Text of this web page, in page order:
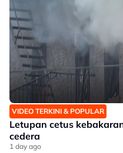
VIDEO TERKINI & POPULAR
Letupan cetus
cedera
1 day ago